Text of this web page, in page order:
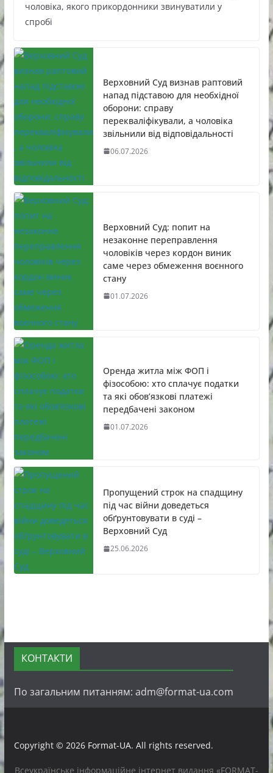
чоловіка, якого прикордонники звинуватили у
спробі
Верховний Суд визнав раптовий
напад підставою для необхідної
оборони: справу
перекваліфікували, а чоловіка
звільнили від відповідальності
06.07.2026
Верховний Суд: попит на
незаконне переправлення
чоловіків через кордон виник
саме через обмеження воєнного
стану
01.07.2026
Оренда житла між ФОП і
фізособою: хто сплачує податки
та які обов’язкові платежі
передбачені законом
01.07.2026
Пропущений строк на спадщину
під час війни доведеться
обґрунтовувати в суді –
Верховний Суд
25.06.2026
КОНТАКТИ
По загальним питанням: adm@format-ua.com
Copyright © 2026 Format-UA. All rights reserved.
Всеукраїнське інформаційне інтернет видання «FORMAT-